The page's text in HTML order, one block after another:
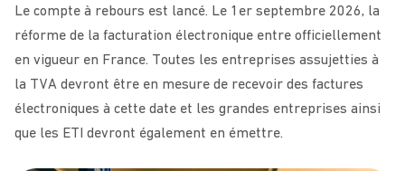
Le compte à rebours est lancé. Le 1er septembre 2026, la
réforme de la facturation électronique entre officiellement
en vigueur en France. Toutes les entreprises assujetties à
la TVA devront être en mesure de recevoir des factures
électroniques à cette date et les grandes entreprises ainsi
que les ETI devront également en émettre.